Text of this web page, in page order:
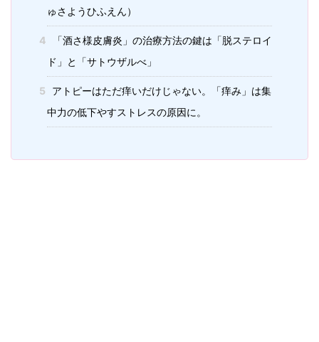
ゅさようひふえん）
4
「酒さ様皮膚炎」の治療方法の鍵は「脱ステロイ
ド」と「サトウザルべ」
5
アトピーはただ痒いだけじゃない。「痒み」は集
中力の低下やすストレスの原因に。